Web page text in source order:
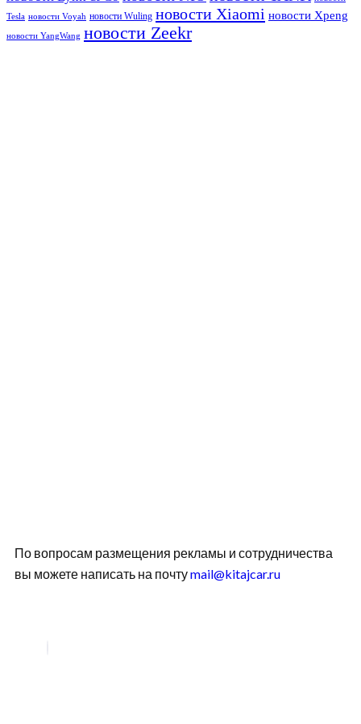
Tesla новости Voyah новости Wuling новости Xiaomi новости Xpeng
новости YangWang новости Zeekr
По вопросам размещения рекламы и сотрудничества
вы можете написать на почтуmail@kitajcar.ru